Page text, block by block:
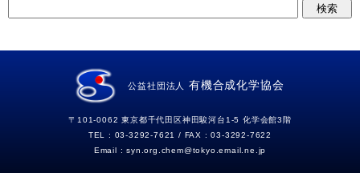
公益社団法人 有機合成化学協会
〒101-0062 東京都千代田区神田駿河台1-5 化学会館3階
TEL : 03-3292-7621 / FAX : 03-3292-7622
Email :syn.org.chem tokyo.email.ne.jp